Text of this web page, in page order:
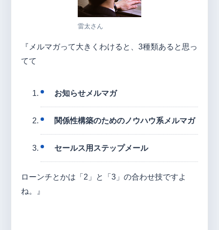
雷太さん
『メルマガって大きくわけると、3種類あると思っ
てて
お知らせメルマガ
関係性構築のためのノウハウ系メルマガ
セールス用ステップメール
ローンチとかは「2」と「3」の合わせ技ですよ
ね。』